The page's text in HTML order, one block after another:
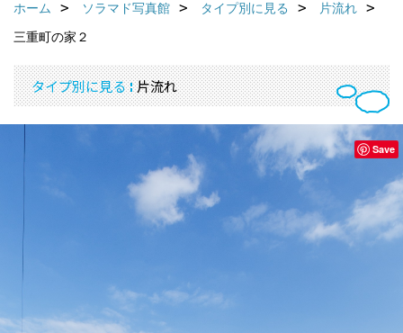
ホーム ソラマド写真館 タイプ別に見る
片流れ
三重町の家２
タイプ別に見る 片流れ
Save